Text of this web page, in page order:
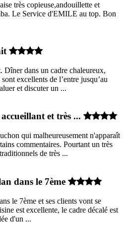
très copieuse,andouillette et
Le Service d'EMILE au top. Bon
Dîner dans un cadre chaleureux,
excellents de l’entre jusqu’au
et discuter un ...
et très ...
qui malheureusement n'apparaît
commentaires. Pourtant un très
de très ...
dans le 7ème
le 7ème et ses clients vont se
est excellente, le cadre décalé est
d'un ...